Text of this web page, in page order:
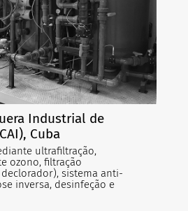
Industrial de
Cuba
ultrafiltração,
ozono, filtração
sistema anti-
inversa, desinfeção e